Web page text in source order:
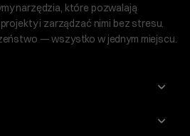
narzędzia, które pozwalają
i zarządzać nimi bez stresu.
— wszystko w jednym miejscu.